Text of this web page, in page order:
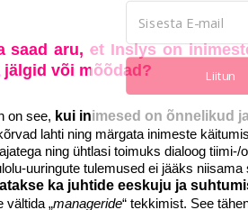
saad aru, et Inslys on
jälgid või mõõdad?
on see, kui inimesed on õnnelikud
lahti ning märgata inimeste
ning ühtlasi toimuks dialoog
uuringute tulemused ei jääks
ka juhtide eeskuju ja
vältida „manageride“ tekkimist. See
Liitun